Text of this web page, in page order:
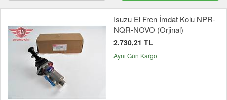
Isuzu El Fren İmdat Kolu NPR-
NQR-NOVO (Orjinal)
2.730,21 TL
Aynı Gün Kargo